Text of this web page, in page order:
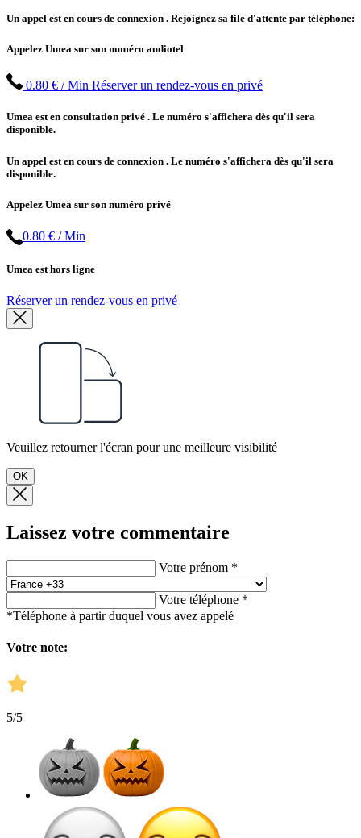
Un appel est en cours de connexion . Rejoignez sa file d'attente par téléphone:
Appelez Umea sur son numéro audiotel
0.80 € / Min Réserver un rendez-vous en privé
Umea est en consultation privé . Le numéro s'affichera dès qu'il sera
disponible.
Un appel est en cours de connexion . Le numéro s'affichera dès qu'il sera
disponible.
Appelez Umea sur son numéro privé
0.80 € / Min
Umea est hors ligne
Réserver un rendez-vous en privé
Veuillez retourner l'écran pour une meilleure visibilité
OK
Laissez votre commentaire
Votre prénom *
Votre téléphone *
*Téléphone à partir duquel vous avez appelé
Votre note:
5/5